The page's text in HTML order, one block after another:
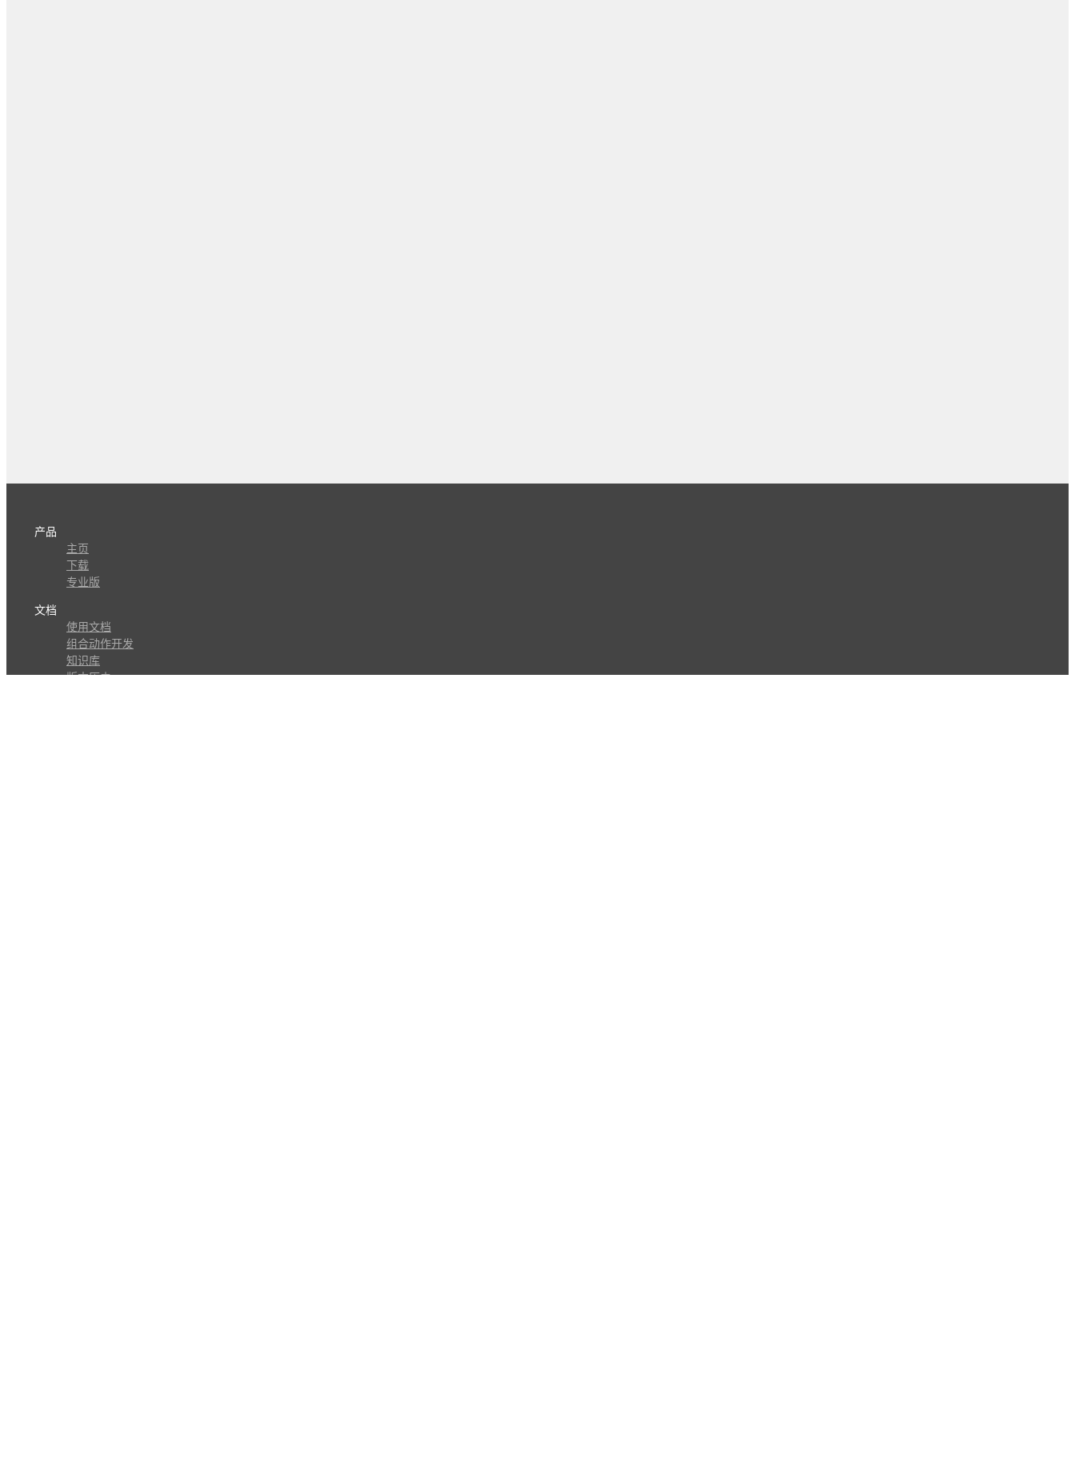
产品
主页
下载
专业版
文档
使用文档
组合动作开发
知识库
版本历史